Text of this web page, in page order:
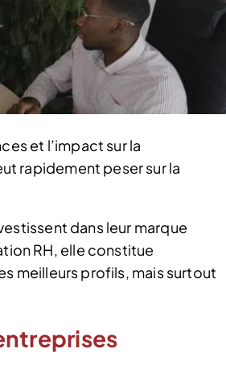
et l’impact sur la
rapidement peser sur la
dans leur marque
RH, elle constitue
meilleurs profils, mais surtout